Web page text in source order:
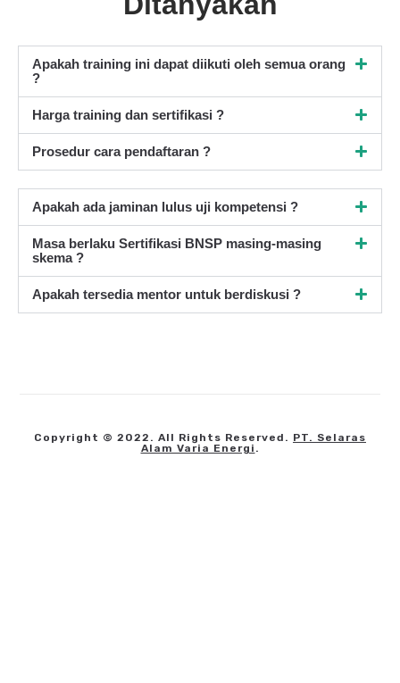
Apakah training ini dapat diikuti oleh semua orang
?
Harga training dan sertifikasi ?
Prosedur cara pendaftaran ?
Apakah ada jaminan lulus uji kompetensi ?
Masa berlaku Sertifikasi BNSP masing-masing
skema ?
Apakah tersedia mentor untuk berdiskusi ?
Copyright © 2022. All Rights Reserved. PT. Selaras
Alam Varia Energi .